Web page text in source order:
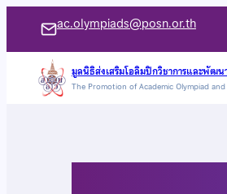
เนื้อหา
ac.olympiads@posn.or.th
มูลนิธิส่งเสริมโอลิมปิกวิชาการและพัฒน
The Promotion of Academic Olympiad